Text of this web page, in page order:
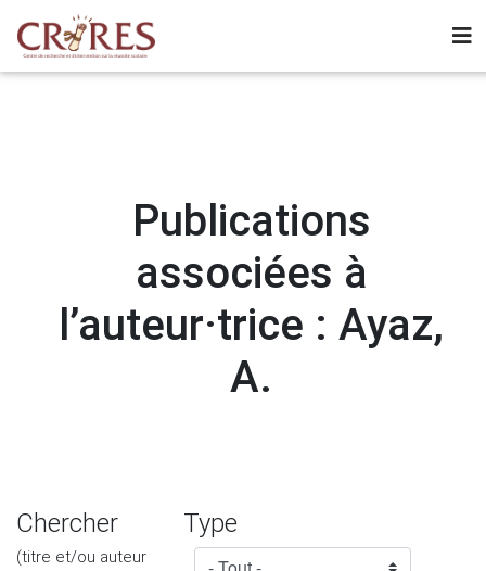
Publications
associées à
l’auteur·trice : Ayaz,
A.
Chercher
(titre et/ou auteur
Type